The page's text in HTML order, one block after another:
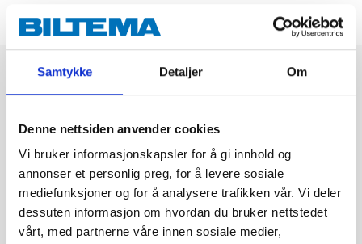
Samtykke Detaljer Om
Denne nettsiden anvender cookies
Vi bruker informasjonskapsler for å gi innhold og
annonser et personlig preg, for å levere sosiale
mediefunksjoner og for å analysere trafikken vår. Vi deler
dessuten informasjon om hvordan du bruker nettstedet
vårt, med partnerne våre innen sosiale medier,